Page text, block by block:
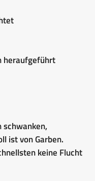
heraufgeführt
schwanken,
ist von Garben.
keine Flucht